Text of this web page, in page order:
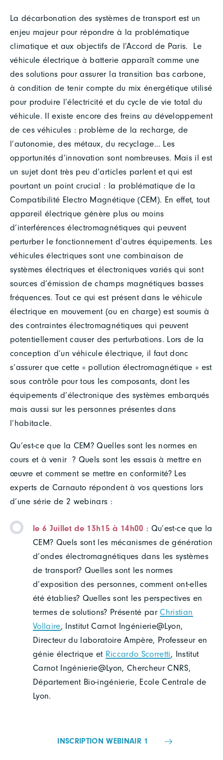
La décarbonation des systèmes de transport est un
enjeu majeur pour répondre à la problématique
climatique et aux objectifs de l’Accord de Paris. Le
véhicule électrique à batterie apparaît comme une
des solutions pour assurer la transition bas carbone,
à condition de tenir compte du mix énergétique utilisé
pour produire l’électricité et du cycle de vie total du
véhicule. Il existe encore des freins au développement
de ces véhicules : problème de la recharge, de
l’autonomie, des métaux, du recyclage… Les
opportunités d’innovation sont nombreuses. Mais il est
un sujet dont très peu d’articles parlent et qui est
pourtant un point crucial : la problématique de la
Compatibilité Electro Magnétique (CEM). En effet, tout
appareil électrique génère plus ou moins
d’interférences électromagnétiques qui peuvent
perturber le fonctionnement d’autres équipements. Les
véhicules électriques sont une combinaison de
systèmes électriques et électroniques variés qui sont
sources d’émission de champs magnétiques basses
fréquences. Tout ce qui est présent dans le véhicule
électrique en mouvement (ou en charge) est soumis à
des contraintes électromagnétiques qui peuvent
potentiellement causer des perturbations. Lors de la
conception d’un véhicule électrique, il faut donc
s’assurer que cette « pollution électromagnétique » est
sous contrôle pour tous les composants, dont les
équipements d’électronique des systèmes embarqués
mais aussi sur les personnes présentes dans
l’habitacle.
Qu’est-ce que la CEM? Quelles sont les normes en
cours et à venir ? Quels sont les essais à mettre en
œuvre et comment se mettre en conformité? Les
experts de Carnauto répondent à vos questions lors
d’une série de 2 webinars :
le 6 Juillet de 13h15 à 14h00 : Qu’est-ce que la
CEM? Quels sont les mécanismes de génération
d’ondes électromagnétiques dans les systèmes
de transport? Quelles sont les normes
d’exposition des personnes, comment ont-elles
été établies? Quelles sont les perspectives en
termes de solutions? Présenté parChristian
Vollaire, Institut Carnot Ingénierie@Lyon,
Directeur du laboratoire Ampère, Professeur en
génie électrique et Riccardo Scorretti, Institut
Carnot Ingénierie@Lyon, Chercheur CNRS,
Département Bio-ingénierie, Ecole Centrale de
Lyon.
INSCRIPTION WEBINAIR 1